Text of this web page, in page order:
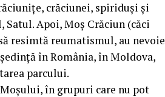
crăciunei, spiriduși și
Apoi, Moș Crăciun (căci
resimtă reumatismul, au nevoie
în România, în Moldova,
parcului.
în grupuri care nu pot